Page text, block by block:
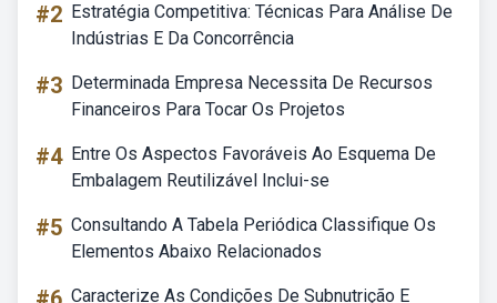
#2 Estratégia Competitiva: Técnicas Para Análise De
Indústrias E Da Concorrência
#3 Determinada Empresa Necessita De Recursos
Financeiros Para Tocar Os Projetos
#4 Entre Os Aspectos Favoráveis Ao Esquema De
Embalagem Reutilizável Inclui-se
#5 Consultando A Tabela Periódica Classifique Os
Elementos Abaixo Relacionados
Caracterize As Condições De Subnutrição E